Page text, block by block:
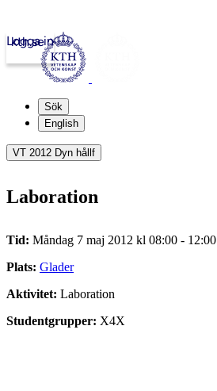
kth.se
Logga in
Sök
English
VT 2012 Dyn hållf
Laboration
Tid: Måndag 7 maj 2012 kl 08:00 - 12:00
Plats: Glader
Aktivitet: Laboration
Studentgrupper: X4X